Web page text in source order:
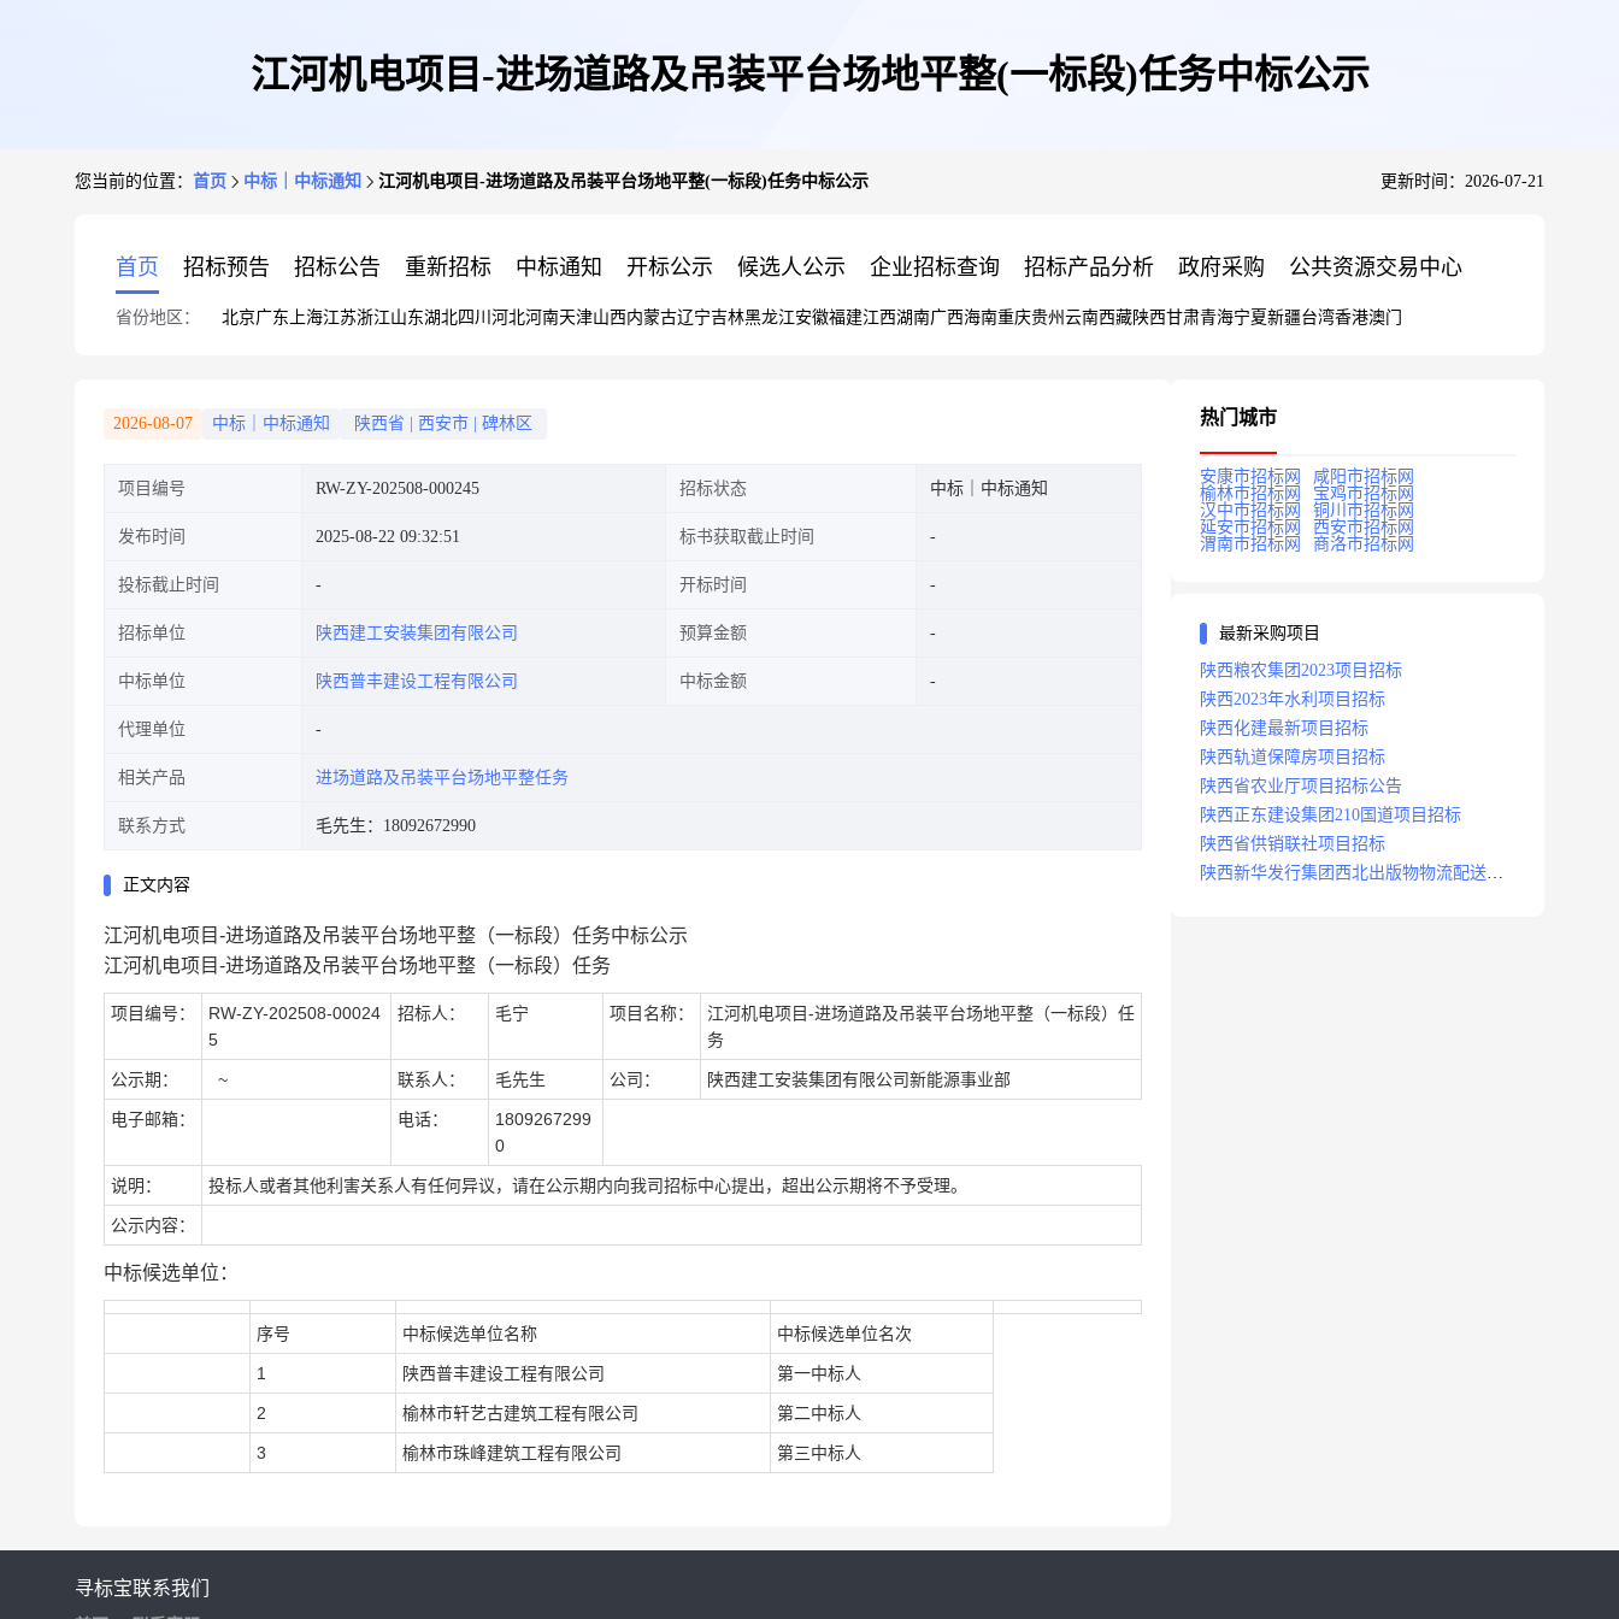
江河机电项目-进场道路及吊装平台场地平整(一标段)任务中标公示
您当前的位置： 首页 中标｜中标通知 江河机电项目-进场道路及吊装平台场地平整(一标段)任务中标公示 更新时间：2026-07-21
首页 招标预告 招标公告 重新招标 中标通知 开标公示 候选人公示 企业招标查询 招标产品分析 政府采购 公共资源交易中心
省份地区： 北京广东 上海江苏浙江山东湖北四川 河北河南天津山西内蒙古辽宁吉林黑龙江安徽福建江西湖南广西海南重庆贵州 云南西藏陕西甘肃青海宁夏新疆台湾香港澳门
2026-08-07 中标｜中标通知 陕西省 西安市 碑林区
项目编号 RW-ZY-202508-000245 招标状态 中标｜中标通知
发布时间 2025-08-22 09:32:51 标书获取截止时间
投标截止时间 开标时间
招标单位 陕西建工安装集团有限公司 预算金额
中标单位 陕西普丰建设工程有限公司 中标金额
代理单位
相关产品 进场道路及吊装平台场地平整任务
联系方式 毛先生：18092672990
正文内容
江河机电项目-进场道路及吊装平台场地平整（一标段）任务中标公示
江河机电项目-进场道路及吊装平台场地平整（一标段）任务
项目编号：
RW-ZY-202508-00024
5
招标人： 毛宁 项目名称：
江河机电项目-进场道路及吊装平台场地平整（一标段）任
务
公示期： ~ 联系人： 毛先生 公司： 陕西建工安装集团有限公司新能源事业部
电子邮箱： 电话：
1809267299
0
说明： 投标人或者其他利害关系人有任何异议，请在公示期内向我司招标中心提出，超出公示期将不予受理。
公示内容：
中标候选单位：
序号 中标候选单位名称 中标候选单位名次
1 陕西普丰建设工程有限公司 第一中标人
2 榆林市轩艺古建筑工程有限公司 第二中标人
3 榆林市珠峰建筑工程有限公司 第三中标人
热门城市
安康市招标网
咸阳市招标网
榆林市招标网
宝鸡市招标网
汉中市招标网
铜川市招标网
延安市招标网
西安市招标网
渭南市招标网
商洛市招标网
最新采购项目
陕西粮农集团2023项目招标
陕西2023年水利项目招标
陕西化建最新项目招标
陕西轨道保障房项目招标
陕西省农业厅项目招标公告
陕西正东建设集团210国道项目招标
陕西省供销联社项目招标
陕西新华发行集团西北出版物物流配送中
寻标宝联系我们